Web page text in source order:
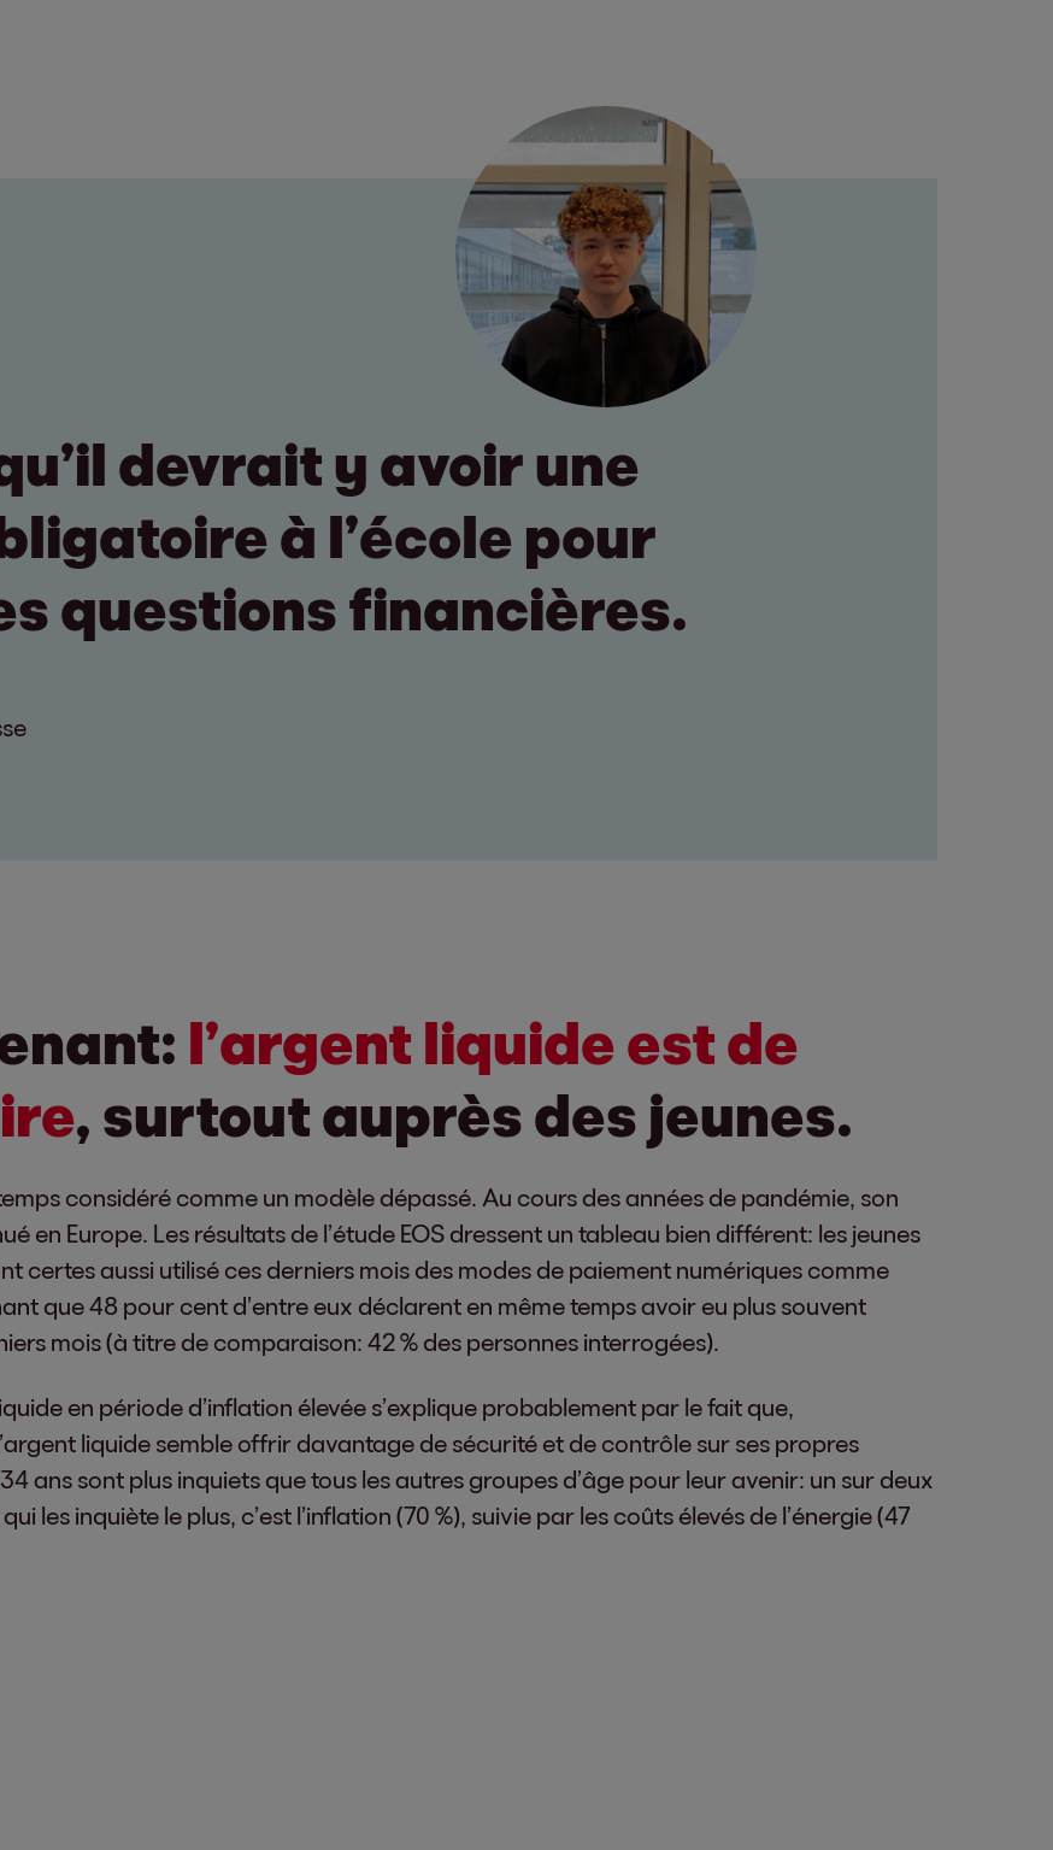
devrait y avoir une
à l’école pour
questions financières.
l’argent liquide est de
, surtout auprès des jeunes.
considéré comme un modèle dépassé. Au cours des années de pandémie, son
en Europe. Les résultats de l’étude EOS dressent un tableau bien différent: les jeunes
certes aussi utilisé ces derniers mois des modes de paiement numériques comme
que 48 pour cent d’entre eux déclarent en même temps avoir eu plus souvent
mois (à titre de comparaison: 42 % des personnes interrogées).
en période d’inflation élevée s’explique probablement par le fait que,
liquide semble offrir davantage de sécurité et de contrôle sur ses propres
ans sont plus inquiets que tous les autres groupes d’âge pour leur avenir: un sur deux
les inquiète le plus, c’est l’inflation (70 %), suivie par les coûts élevés de l’énergie (47